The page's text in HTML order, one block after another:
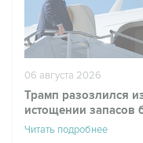
06 августа 2026
Трамп разозлился
истощении запасов
Читать подробнее